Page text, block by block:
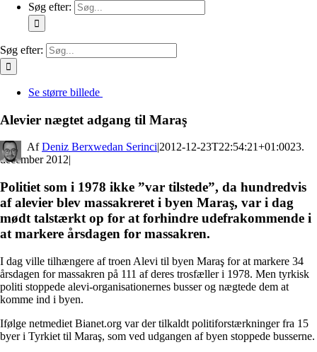
Søg efter:
Søg efter:
Se større billede
Alevier nægtet adgang til Maraş
By Deniz Berxwedan Serinci|2012-12-23T22:54:21+01:0023.
december 2012|
Politiet som i 1978 ikke ”var tilstede”, da hundredvis
af alevier blev massakreret i byen Maraş, var i dag
mødt talstærkt op for at forhindre udefrakommende i
at markere årsdagen for massakren.
I dag ville tilhængere af troen Alevi til byen Maraş for at markere 34
årsdagen for massakren på 111 af deres trosfæller i 1978. Men tyrkisk
politi stoppede alevi-organisationernes busser og nægtede dem at
komme ind i byen.
Ifølge netmediet Bianet.org var der tilkaldt politiforstærkninger fra 15
byer i Tyrkiet til Maraş, som ved udgangen af byen stoppede busserne.